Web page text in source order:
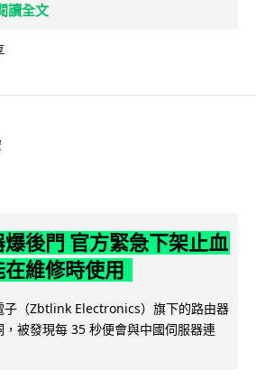
讀全文
後門 官方緊急下架止血
維修時使用
子（Zbtlink Electronics）旗下的路由器
被發現每 35 秒便會與中國伺服器連